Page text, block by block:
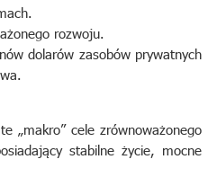
rozwoju.
dolarów zasobów prywatnych
„makro” cele zrównoważonego
stabilne życie, mocne